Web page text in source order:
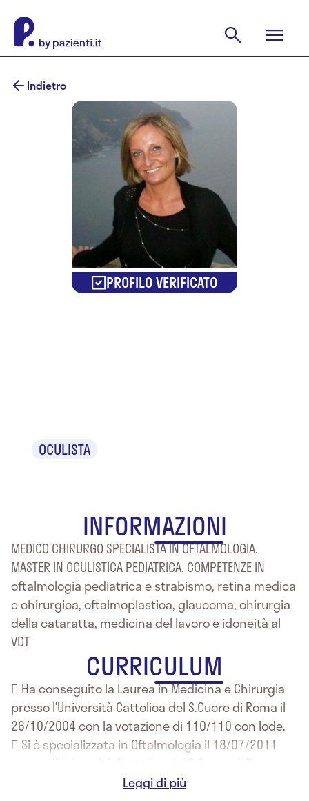
Indietro
PROFILO VERIFICATO
OCULISTA
INFORMAZIONI
MEDICO CHIRURGO SPECIALISTA IN OFTALMOLOGIA.
MASTER IN OCULISTICA PEDIATRICA. COMPETENZE IN
oftalmologia pediatrica e strabismo, retina medica
e chirurgica, oftalmoplastica, glaucoma, chirurgia
della cataratta, medicina del lavoro e idoneità al
VDT
CURRICULUM
 Ha conseguito la Laurea in Medicina e Chirurgia
presso l’Università Cattolica del S.Cuore di Roma il
26/10/2004 con la votazione di 110/110 con lode.
 Si è specializzata in Oftalmologia il 18/07/2011
con la votazione di 50/50 con lode.